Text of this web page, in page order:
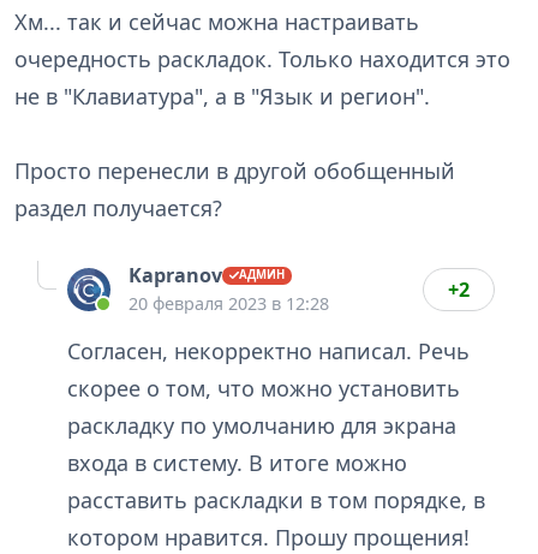
Хм... так и сейчас можна настраивать
очередность раскладок. Только находится это
не в "Клавиатура", а в "Язык и регион".
Просто перенесли в другой обобщенный
раздел получается?
Kapranov
20 февраля 2023 в 12:28
+2
Согласен, некорректно написал. Речь
скорее о том, что можно установить
раскладку по умолчанию для экрана
входа в систему. В итоге можно
расставить раскладки в том порядке, в
котором нравится. Прошу прощения!